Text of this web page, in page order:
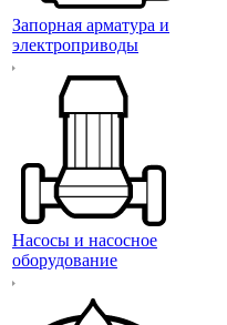
Запорная арматура и
электроприводы
Насосы и насосное
оборудование